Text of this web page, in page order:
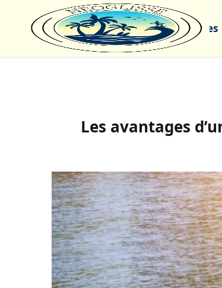
Sports nautiques
Les avantages